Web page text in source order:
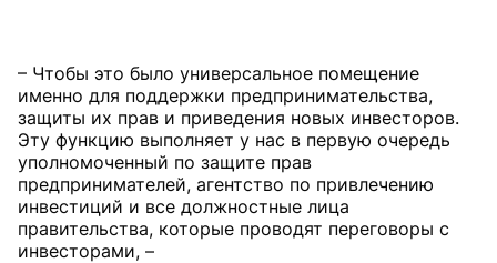
– Чтобы это было универсальное помещение
именно для поддержки предпринимательства,
защиты их прав и приведения новых инвесторов.
Эту функцию выполняет у нас в первую очередь
уполномоченный по защите прав
предпринимателей, агентство по привлечению
инвестиций и все должностные лица
правительства, которые проводят переговоры с
инвесторами, –